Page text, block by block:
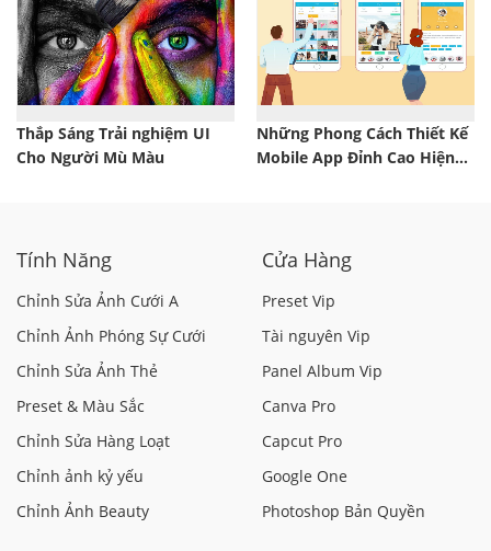
Thắp Sáng Trải nghiệm UI
Cho Người Mù Màu
Những Phong Cách Thiết Kế
Mobile App Đỉnh Cao Hiện
Tính Năng
Chỉnh Sửa Ảnh Cưới A
Chỉnh Ảnh Phóng Sự Cưới
Chỉnh Sửa Ảnh Thẻ
Preset & Màu Sắc
Chỉnh Sửa Hàng Loạt
Chỉnh ảnh kỷ yếu
Chỉnh Ảnh Beauty
Cửa Hàng
Preset Vip
Tài nguyên Vip
Panel Album Vip
Canva Pro
Capcut Pro
Google One
Photoshop Bản Quyền